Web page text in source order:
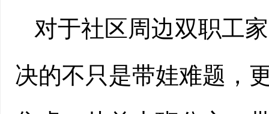
对于社区周边双职工
决的不只是带娃难题，